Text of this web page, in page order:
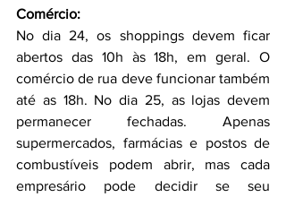
Comércio:
No dia 24, os shoppings devem ficar
abertos das 10h às 18h, em geral. O
comércio de rua deve funcionar também
até as 18h. No dia 25, as lojas devem
permanecer fechadas. Apenas
supermercados, farmácias e postos de
combustíveis podem abrir, mas cada
empresário pode decidir se seu